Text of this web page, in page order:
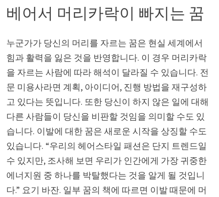
베어서 머리카락이 빠지는 꿈
누군가가 당신의 머리를 자르는 꿈은 현실 세계에서
힘과 활력을 잃은 것을 반영합니다. 이 경우 머리카락
을 자르는 사람에 따라 해석이 달라질 수 있습니다. 전
문 미용사라면 계획, 아이디어, 진행 방법을 재구성하
고 있다는 뜻입니다. 또한 당신이 하지 않은 일에 대해
다른 사람들이 당신을 비판할 것임을 의미할 수도 있
습니다. 이발에 대한 꿈은 새로운 시작을 상징할 수도
있습니다. “우리의 헤어스타일 패션은 단지 트렌드일
수 있지만, 조사해 보면 우리가 인간에게 가장 귀중한
에너지원 중 하나를 박탈했다는 것을 알게 될 것입니
다.” 요기 바잔. 일부 꿈의 책에 따르면 이발 때문에 머